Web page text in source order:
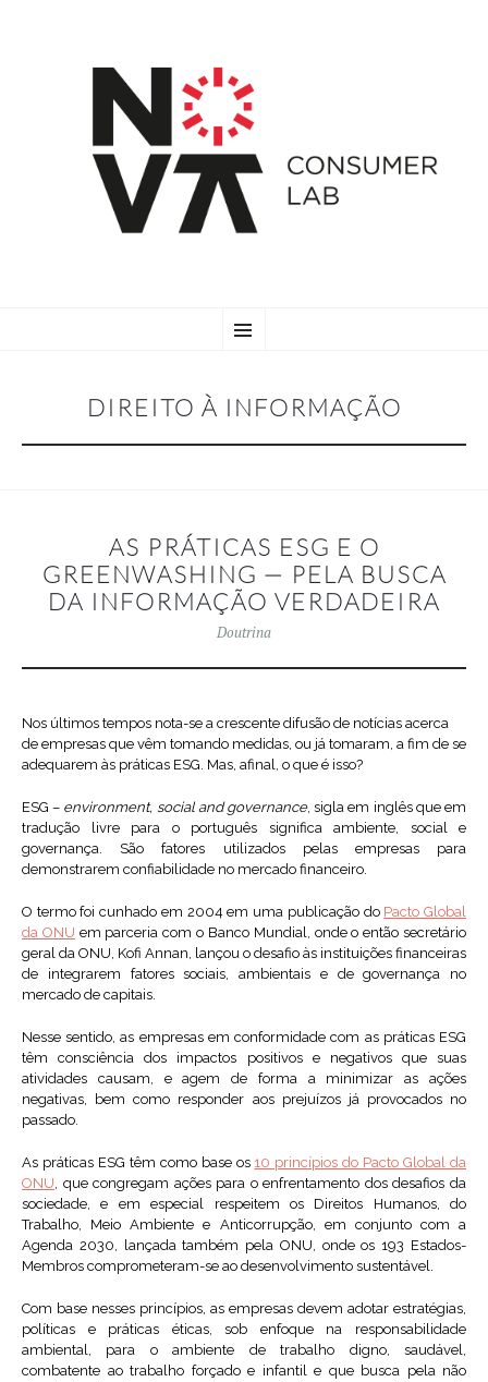
TO
DIREITO À INFORMAÇÃO
AS PRÁTICAS ESG E O
GREENWASHING — PELA BUSCA
DA INFORMAÇÃO VERDADEIRA
Doutrina
Nos últimos tempos nota-se a crescente difusão de notícias acerca
de empresas que vêm tomando medidas, ou já tomaram, a fim de se
adequarem às práticas ESG. Mas, afinal, o que é isso?
ESG – environment, social and governance, sigla em inglês que em
tradução livre para o português significa ambiente, social e
governança. São fatores utilizados pelas empresas para
demonstrarem confiabilidade no mercado financeiro.
O termo foi cunhado em 2004 em uma publicação do Pacto Global
da ONU em parceria com o Banco Mundial, onde o então secretário
geral da ONU, Kofi Annan, lançou o desafio às instituições financeiras
de integrarem fatores sociais, ambientais e de governança no
mercado de capitais.
Nesse sentido, as empresas em conformidade com as práticas ESG
têm consciência dos impactos positivos e negativos que suas
atividades causam, e agem de forma a minimizar as ações
negativas, bem como responder aos prejuízos já provocados no
passado.
As práticas ESG têm como base os 10 princípios do Pacto Global da
ONU, que congregam ações para o enfrentamento dos desafios da
sociedade, e em especial respeitem os Direitos Humanos, do
Trabalho, Meio Ambiente e Anticorrupção, em conjunto com a
Agenda 2030, lançada também pela ONU, onde os 193 Estados-
Membros comprometeram-se ao desenvolvimento sustentável.
Com base nesses princípios, as empresas devem adotar estratégias,
políticas e práticas éticas, sob enfoque na responsabilidade
ambiental, para o ambiente de trabalho digno, saudável,
combatente ao trabalho forçado e infantil e que busca pela não